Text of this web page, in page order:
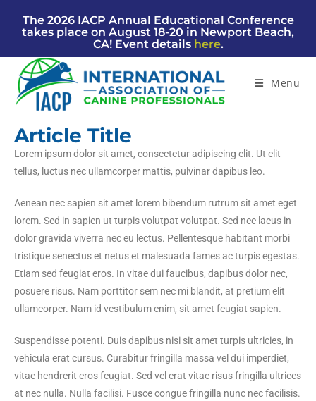
The 2026 IACP Annual Educational Conference
takes place on August 18-20 in Newport Beach,
CA! Event details here.
Menu
Article Title
Lorem ipsum dolor sit amet, consectetur adipiscing elit. Ut elit
tellus, luctus nec ullamcorper mattis, pulvinar dapibus leo.
Aenean nec sapien sit amet lorem bibendum rutrum sit amet eget
lorem. Sed in sapien ut turpis volutpat volutpat. Sed nec lacus in
dolor gravida viverra nec eu lectus. Pellentesque habitant morbi
tristique senectus et netus et malesuada fames ac turpis egestas.
Etiam sed feugiat eros. In vitae dui faucibus, dapibus dolor nec,
posuere risus. Nam porttitor sem nec mi blandit, at pretium elit
ullamcorper. Nam id vestibulum enim, sit amet feugiat sapien.
Suspendisse potenti. Duis dapibus nisi sit amet turpis ultricies, in
vehicula erat cursus. Curabitur fringilla massa vel dui imperdiet,
vitae hendrerit eros feugiat. Sed vel erat vitae risus fringilla ultrices
at nec nulla. Nulla facilisi. Fusce congue fringilla nunc nec facilisis.